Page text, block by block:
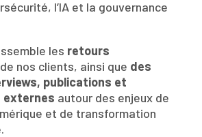
l’IA et la gouvernance
les retours
de nos clients, ainsi que des
publications et
externes autour des enjeux de
et de transformation